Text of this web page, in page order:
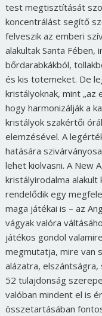
test megtisztítását
koncentrálást segítő
felveszik az emberi
alakultak Santa Fében,
bőrdarabkákból,
és kis totemeket. De
kristályoknak, mint „az
hogy harmonizálják a
kristályok szakértői
elemzésével. A
hatására
lehet kiolvasni. A New
kristályirodalma alakult
rendelődik egy
maga játékai is – az
vágyak valóra
játékos gondol
megmutatja, mire van
alázatra,
52 tulajdonság
valóban mindent el is
összetartásában